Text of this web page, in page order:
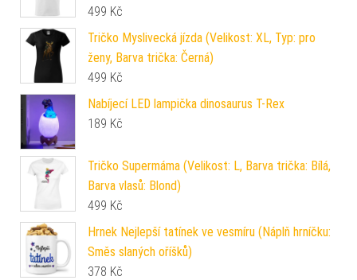
499 Kč
Tričko Myslivecká jízda (Velikost: XL, Typ: pro
ženy, Barva trička: Černá)
499 Kč
Nabíjecí LED lampička dinosaurus T-Rex
189 Kč
Tričko Supermáma (Velikost: L, Barva trička: Bílá,
Barva vlasů: Blond)
499 Kč
Hrnek Nejlepší tatínek ve vesmíru (Náplň hrníčku:
Směs slaných oříšků)
378 Kč